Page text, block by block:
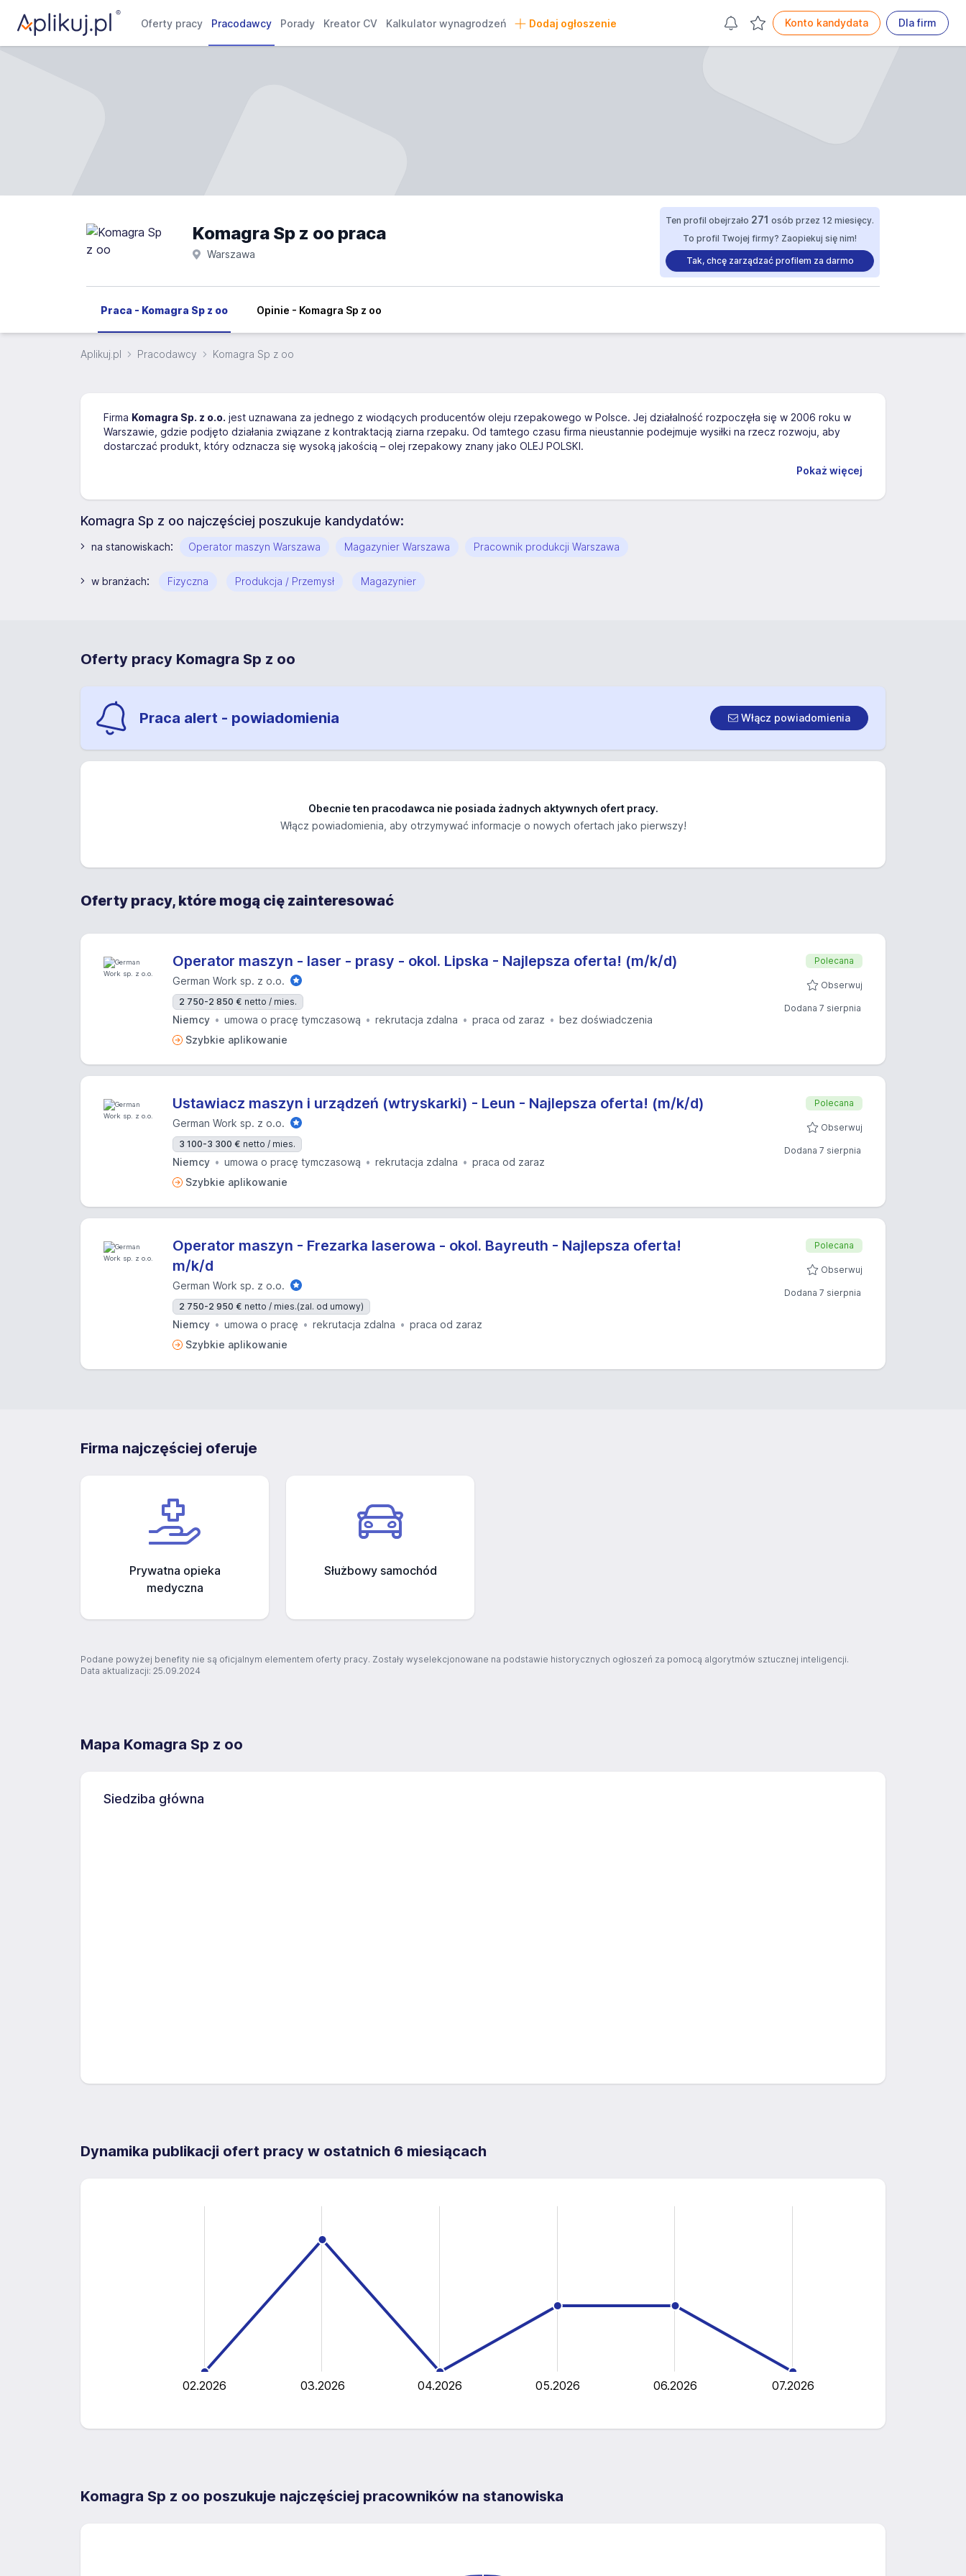
Oferty pracy Pracodawcy Porady Kreator CV Kalkulator wynagrodzeń Dodaj ogłoszenie Konto kandydata Dla firm
Komagra Sp z oo praca
Warszawa
Ten profil obejrzało 271 osób przez 12 miesięcy.
To profil Twojej firmy? Zaopiekuj się nim!
Tak, chcę zarządzać profilem za darmo
Praca - Komagra Sp z oo Opinie - Komagra Sp z oo
Aplikuj.pl Pracodawcy Komagra Sp z oo
Firma Komagra Sp. z o.o. jest uznawana za jednego z wiodących producentów oleju rzepakowego w Polsce. Jej działalność rozpoczęła się w 2006 roku w
Warszawie, gdzie podjęto działania związane z kontraktacją ziarna rzepaku. Od tamtego czasu firma nieustannie podejmuje wysiłki na rzecz rozwoju, aby
dostarczać produkt, który odznacza się wysoką jakością – olej rzepakowy znany jako OLEJ POLSKI.
Pokaż więcej
Komagra Sp z oo najczęściej poszukuje kandydatów:
na stanowiskach: Operator maszyn Warszawa Magazynier Warszawa Pracownik produkcji Warszawa
w branżach: Fizyczna Produkcja / Przemysł Magazynier
Oferty pracy Komagra Sp z oo
Praca alert - powiadomienia Włącz powiadomienia
Obecnie ten pracodawca nie posiada żadnych aktywnych ofert pracy.
Włącz powiadomienia, aby otrzymywać informacje o nowych ofertach jako pierwszy!
Oferty pracy, które mogą cię zainteresować
Operator maszyn - laser - prasy - okol. Lipska - Najlepsza oferta! (m/k/d)
German Work sp. z o.o.
2 750-2 850 € netto / mies.
Niemcy umowa o pracę tymczasową rekrutacja zdalna praca od zaraz
bez doświadczenia
Szybkie aplikowanie
Polecana
Obserwuj
Dodana 7 sierpnia
Ustawiacz maszyn i urządzeń (wtryskarki) - Leun - Najlepsza oferta! (m/k/d)
German Work sp. z o.o.
3 100-3 300 € netto / mies.
Niemcy umowa o pracę tymczasową rekrutacja zdalna
praca od zaraz
Szybkie aplikowanie
Polecana
Obserwuj
Dodana 7 sierpnia
Operator maszyn - Frezarka laserowa - okol. Bayreuth - Najlepsza oferta!
m/k/d
German Work sp. z o.o.
2 750-2 950 € netto / mies.(zal. od umowy)
Niemcy umowa o pracę rekrutacja zdalna
praca od zaraz
Szybkie aplikowanie
Polecana
Obserwuj
Dodana 7 sierpnia
Firma najczęściej oferuje
Prywatna opieka
medyczna
Służbowy samochód
Podane powyżej benefity nie są oficjalnym elementem oferty pracy. Zostały wyselekcjonowane na podstawie historycznych ogłoszeń za pomocą algorytmów sztucznej inteligencji.
Data aktualizacji: 25.09.2024
Mapa Komagra Sp z oo
Siedziba główna
Dynamika publikacji ofert pracy w ostatnich 6 miesiącach
02.2026 03.2026 04.2026 05.2026 06.2026 07.2026
Komagra Sp z oo poszukuje najczęściej pracowników na stanowiska